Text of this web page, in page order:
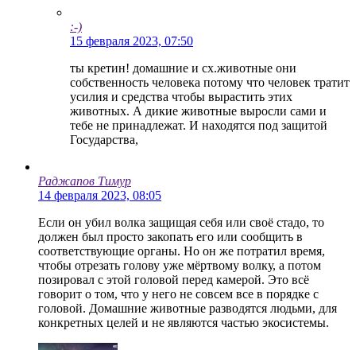
:-)
15 февраля 2023, 07:50
ты кретин! домашние и сх.животные они
собственность человека потому что человек тратит
усилия и средства чтобы вырастить этих
животных. А дикие животные выросли сами и
тебе не принадлежат. И находятся под защитой
Государства,
Раджапов Тимур
14 февраля 2023, 08:05
Если он убил волка защищая себя или своё стадо, то
должен был просто закопать его или сообщить в
соответствующие органы. Но он же потратил время,
чтобы отрезать голову уже мёртвому волку, а потом
позировал с этой головой перед камерой. Это всё
говорит о том, что у него не совсем все в порядке с
головой. Домашние животные разводятся людьми, для
конкретных целей и не являются частью экосистемы.